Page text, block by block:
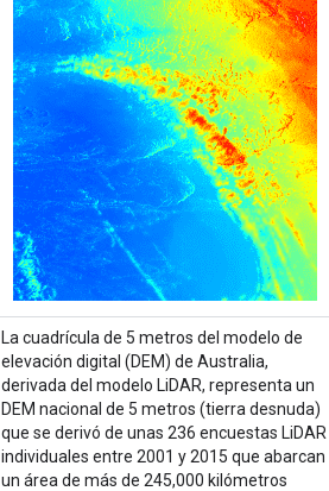
La cuadrícula de 5 metros del modelo de
elevación digital (DEM) de Australia,
derivada del modelo LiDAR, representa un
DEM nacional de 5 metros (tierra desnuda)
que se derivó de unas 236 encuestas LiDAR
individuales entre 2001 y 2015 que abarcan
un área de más de 245,000 kilómetros